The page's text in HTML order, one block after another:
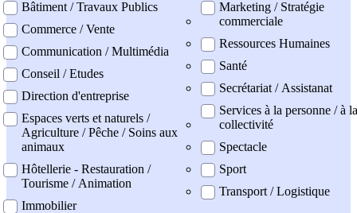
Bâtiment / Travaux Publics
Commerce / Vente
Communication / Multimédia
Conseil / Etudes
Direction d'entreprise
Espaces verts et naturels /
Agriculture / Pêche / Soins aux
animaux
Hôtellerie - Restauration /
Tourisme / Animation
Immobilier
Marketing / Stratégie
commerciale
Ressources Humaines
Santé
Secrétariat / Assistanat
Services à la personne / à la
collectivité
Spectacle
Sport
Transport / Logistique